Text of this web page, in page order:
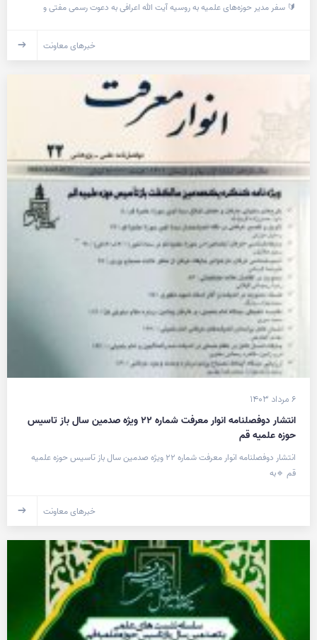
🔰 سفر مدیر حوزه‌های علمیه به روسیه آیت الله اعرافی به دعوت رسمی مفتی و
خبرهای معاونت
۶ مرداد ۱۴۰۳
انتشار دوفصلنامه انوار معرفت شماره ۲۲ ویژه صدمین سال باز تاسیس
حوزه علمیه قم
انتشار دوفصلنامه انوار معرفت شماره ۲۲ ویژه صدمین سال باز تاسیس حوزه علمیه
قم 🔹به
خبرهای معاونت